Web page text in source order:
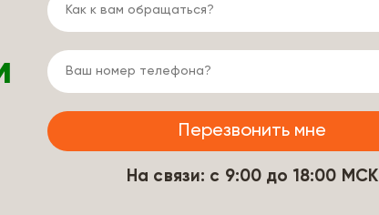
На связи: с 9:00 до 18:00 МСК